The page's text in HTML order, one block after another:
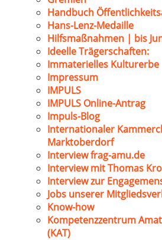
Handbuch
Hans-Lenz-Medaille
Hilfsmaßnahmen | bis
Ideelle Trägerschaften:
Immaterielles Kulturerbe
Impressum
IMPULS
IMPULS Online-Antrag
Impuls-Blog
Internationaler
Marktoberdorf
Interview frag-amu.de
Interview mit Thomas
Interview zur
Jobs unserer
Know-how
Kompetenzzentrum
(KAT)